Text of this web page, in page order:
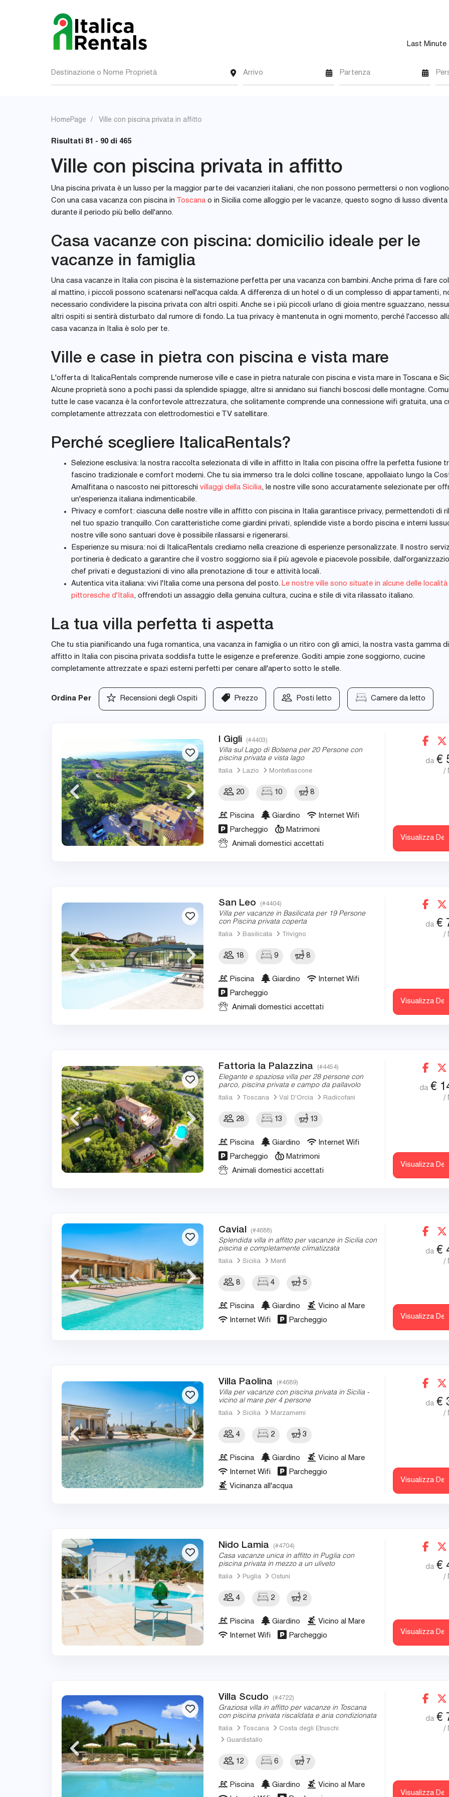
Last Minute
Destinazione o Nome Proprietà Arrivo Partenza
HomePage Ville con piscina privata in affitto
Risultati 81 - 90 di 465
Ville con piscina privata in affitto
Una piscina privata è un lusso per la maggior parte dei vacanzieri italiani, che non possono permettersi o non
Con una casa vacanza con piscina in Toscana o in Sicilia come alloggio per le vacanze, questo sogno di lusso diventa
durante il periodo più bello dell'anno.
Casa vacanze con piscina: domicilio ideale per le
vacanze in famiglia
Una casa vacanze in Italia con piscina è la sistemazione perfetta per una vacanza con bambini. Anche prima di fare
al mattino, i piccoli possono scatenarsi nell'acqua calda. A differenza di un hotel o di un complesso di appartamenti,
necessario condividere la piscina privata con altri ospiti. Anche se i più piccoli urlano di gioia mentre sguazzano,
altri ospiti si sentirà disturbato dal rumore di fondo. La tua privacy è mantenuta in ogni momento, perché l'accesso
casa vacanza in Italia è solo per te.
Ville e case in pietra con piscina e vista mare
L'offerta di ItalicaRentals comprende numerose ville e case in pietra naturale con piscina e vista mare in Toscana e
Alcune proprietà sono a pochi passi da splendide spiagge, altre si annidano sui fianchi boscosi delle montagne.
tutte le case vacanza è la confortevole attrezzatura, che solitamente comprende una connessione wifi gratuita, una
completamente attrezzata con elettrodomestici e TV satellitare.
Perché scegliere ItalicaRentals?
Selezione esclusiva: la nostra raccolta selezionata di ville in affitto in Italia con piscina offre la perfetta fusione
fascino tradizionale e comfort moderni. Che tu sia immerso tra le dolci colline toscane, appollaiato lungo la
Amalfitana o nascosto nei pittoreschi villaggi della Sicilia, le nostre ville sono accuratamente selezionate per
un'esperienza italiana indimenticabile.
Privacy e comfort: ciascuna delle nostre ville in affitto con piscina in Italia garantisce privacy, permettendoti di
nel tuo spazio tranquillo. Con caratteristiche come giardini privati, splendide viste a bordo piscina e interni
nostre ville sono santuari dove è possibile rilassarsi e rigenerarsi.
Esperienze su misura: noi di ItalicaRentals crediamo nella creazione di esperienze personalizzate. Il nostro
portineria è dedicato a garantire che il vostro soggiorno sia il più agevole e piacevole possibile,
chef privati e degustazioni di vino alla prenotazione di tour e attività locali.
Autentica vita italiana: vivi l'Italia come una persona del posto. Le nostre ville sono situate in alcune delle località
pittoresche d'Italia, offrendoti un assaggio della genuina cultura, cucina e stile di vita rilassato italiano.
La tua villa perfetta ti aspetta
Che tu stia pianificando una fuga romantica, una vacanza in famiglia o un ritiro con gli amici, la nostra vasta gamma
affitto in Italia con piscina privata soddisfa tutte le esigenze e preferenze. Goditi ampie zone soggiorno, cucine
completamente attrezzate e spazi esterni perfetti per cenare all'aperto sotto le stelle.
Ordina Per Recensioni degli Ospiti Prezzo Posti letto Camere da letto
I Gigli (#4403)
Villa sul Lago di Bolsena per 20 Persone con
piscina privata e vista lago
Italia Lazio Montefiascone
20 10 8
Piscina Giardino
Internet Wifi
Parcheggio
Matrimoni
Animali domestici accettati
da €
/
Visualizza
San Leo (#4404)
Villa per vacanze in Basilicata per 19 Persone
con Piscina privata coperta
Italia Basilicata Trivigno
18 9 8
Piscina Giardino
Internet Wifi
Parcheggio
Animali domestici accettati
da €
/
Visualizza
Fattoria la Palazzina (#4454)
Elegante e spaziosa villa per 28 persone con
parco, piscina privata e campo da pallavolo
Italia Toscana Val D'Orcia Radicofani
28 13 13
Piscina Giardino
Internet Wifi
Parcheggio
Matrimoni
Animali domestici accettati
da €
/
Visualizza
Cavial (#4688)
Splendida villa in affitto per vacanze in Sicilia con
piscina e completamente climatizzata
Italia Sicilia Menfi
8 4 5
Piscina Giardino
Vicino al Mare
Internet Wifi
Parcheggio
da €
/
Visualizza
Villa Paolina (#4689)
Villa per vacanze con piscina privata in Sicilia -
vicino al mare per 4 persone
Italia Sicilia Marzamemi
4 2 3
Piscina Giardino
Vicino al Mare
Internet Wifi
Parcheggio
Vicinanza all'acqua
da €
/
Visualizza
Nido Lamia (#4704)
Casa vacanze unica in affitto in Puglia con
piscina privata in mezzo a un uliveto
Italia Puglia Ostuni
4 2 2
Piscina Giardino
Vicino al Mare
Internet Wifi
Parcheggio
da €
/
Visualizza
Villa Scudo (#4722)
Graziosa villa in affitto per vacanze in Toscana
con piscina privata riscaldata e aria condizionata
Italia Toscana
Costa degli Etruschi
Guardistallo
12 6 7
Piscina Giardino
Vicino al Mare
da €
/
Visualizza